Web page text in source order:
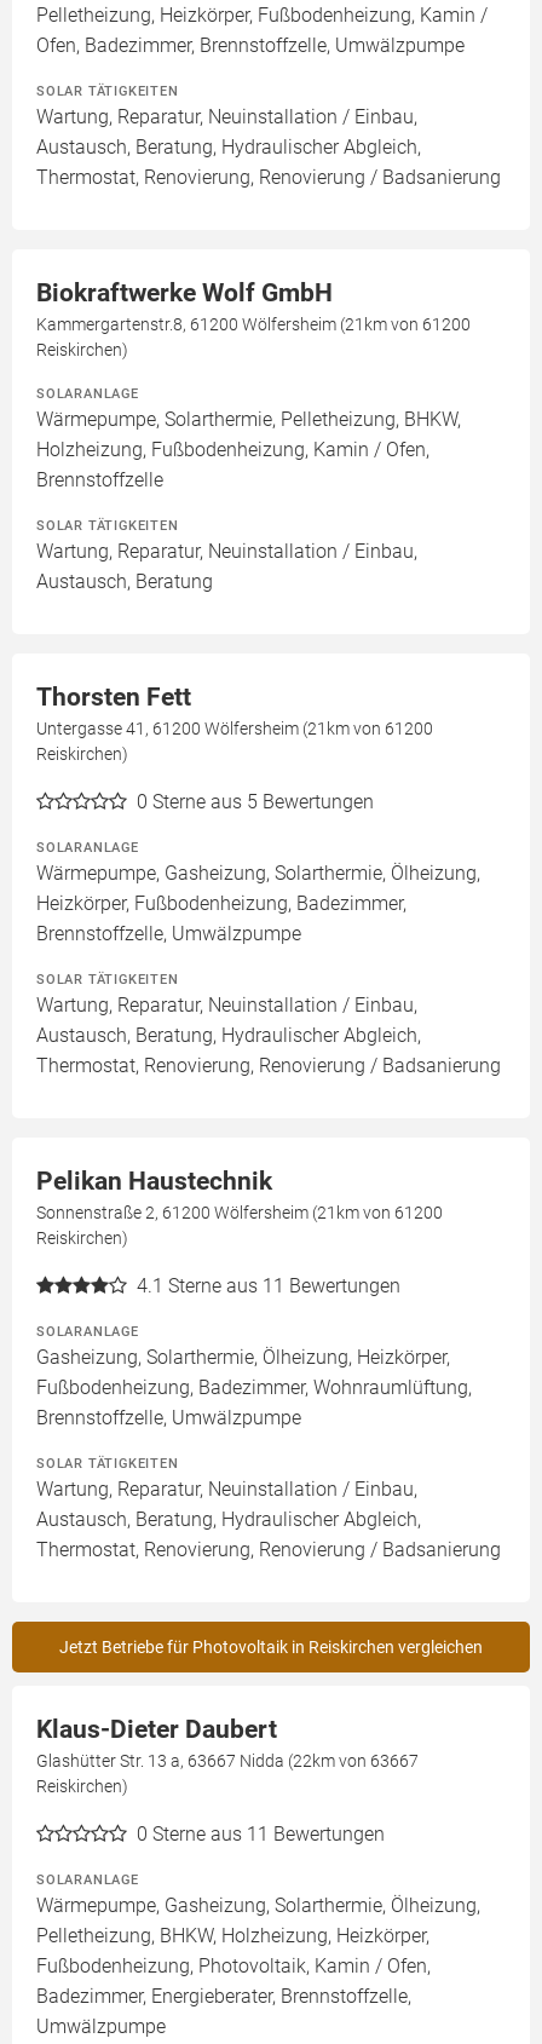
Pelletheizung, Heizkörper, Fußbodenheizung, Kamin /
Ofen, Badezimmer, Brennstoffzelle, Umwälzpumpe
SOLAR TÄTIGKEITEN
Wartung, Reparatur, Neuinstallation / Einbau,
Austausch, Beratung, Hydraulischer Abgleich,
Thermostat, Renovierung, Renovierung / Badsanierung
Biokraftwerke Wolf GmbH
Kammergartenstr.8, 61200 Wölfersheim (21km von 61200
Reiskirchen)
SOLARANLAGE
Wärmepumpe, Solarthermie, Pelletheizung, BHKW,
Holzheizung, Fußbodenheizung, Kamin / Ofen,
Brennstoffzelle
SOLAR TÄTIGKEITEN
Wartung, Reparatur, Neuinstallation / Einbau,
Austausch, Beratung
Thorsten Fett
Untergasse 41, 61200 Wölfersheim (21km von 61200
Reiskirchen)
0 Sterne aus 5 Bewertungen
SOLARANLAGE
Wärmepumpe, Gasheizung, Solarthermie, Ölheizung,
Heizkörper, Fußbodenheizung, Badezimmer,
Brennstoffzelle, Umwälzpumpe
SOLAR TÄTIGKEITEN
Wartung, Reparatur, Neuinstallation / Einbau,
Austausch, Beratung, Hydraulischer Abgleich,
Thermostat, Renovierung, Renovierung / Badsanierung
Pelikan Haustechnik
Sonnenstraße 2, 61200 Wölfersheim (21km von 61200
Reiskirchen)
4.1 Sterne aus 11 Bewertungen
SOLARANLAGE
Gasheizung, Solarthermie, Ölheizung, Heizkörper,
Fußbodenheizung, Badezimmer, Wohnraumlüftung,
Brennstoffzelle, Umwälzpumpe
SOLAR TÄTIGKEITEN
Wartung, Reparatur, Neuinstallation / Einbau,
Austausch, Beratung, Hydraulischer Abgleich,
Thermostat, Renovierung, Renovierung / Badsanierung
Jetzt Betriebe für Photovoltaik in Reiskirchen vergleichen
Klaus-Dieter Daubert
Glashütter Str. 13 a, 63667 Nidda (22km von 63667
Reiskirchen)
0 Sterne aus 11 Bewertungen
SOLARANLAGE
Wärmepumpe, Gasheizung, Solarthermie, Ölheizung,
Pelletheizung, BHKW, Holzheizung, Heizkörper,
Fußbodenheizung, Photovoltaik, Kamin / Ofen,
Badezimmer, Energieberater, Brennstoffzelle,
Umwälzpumpe